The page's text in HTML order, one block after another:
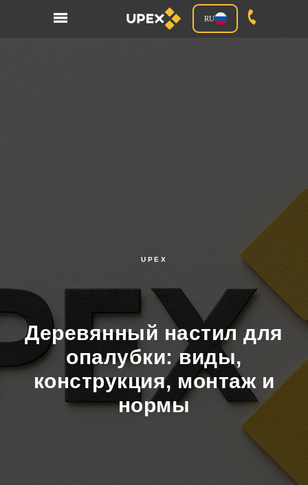
RU
UPEX
Деревянный настил для
опалубки: виды,
конструкция, монтаж и
нормы